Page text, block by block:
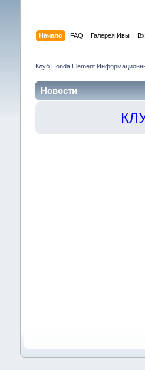
Начало FAQ Галерея Ивы
Клуб Honda Element
Новости